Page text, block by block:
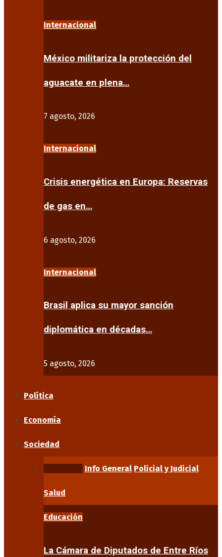
Internacional
México militariza la protección del
aguacate en plena…
7 agosto, 2026
Internacional
Crisis energética en Europa: Reservas
de gas en…
6 agosto, 2026
Internacional
Brasil aplica su mayor sanción
diplomática en décadas…
5 agosto, 2026
Política
Economía
Sociedad
Info General Policial y Judicial
Salud
Educación
La Cámara de Diputados de Entre Ríos